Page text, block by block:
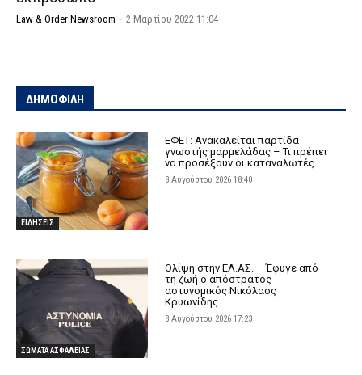
Law & Order Newsroom - 2 Μαρτίου 2022 11:04
ΔΗΜΟΦΙΛΗ
ΕΙΔΗΣΕΙΣ
ΕΦΕΤ: Ανακαλείται παρτίδα
γνωστής μαρμελάδας – Τι πρέπει
να προσέξουν οι καταναλωτές
8 Αυγούστου 2026 18:40
ΣΩΜΑΤΑ ΑΣΦΑΛΕΙΑΣ
Θλίψη στην ΕΛ.ΑΣ. – Έφυγε από
τη ζωή ο απόστρατος
αστυνομικός Νικόλαος
Κρυωνίδης
8 Αυγούστου 2026 17:23